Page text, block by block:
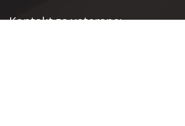
Kontakt za veterane: